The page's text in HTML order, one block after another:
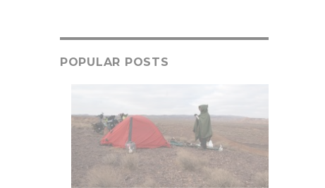
POPULAR POSTS